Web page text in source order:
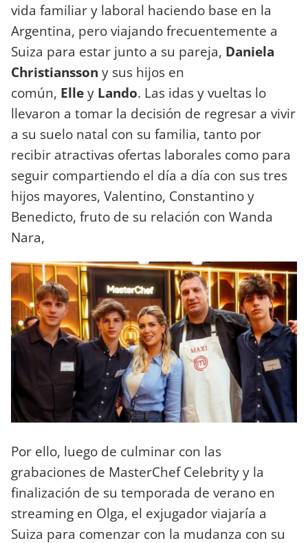
vida familiar y laboral haciendo base en la
Argentina, pero viajando frecuentemente a
Suiza para estar junto a su pareja, Daniela
Christiansson y sus hijos en
común, Elley Lando. Las idas y vueltas lo
llevaron a tomar la decisión de regresar a vivir
a su suelo natal con su familia, tanto por
recibir atractivas ofertas laborales como para
seguir compartiendo el día a día con sus tres
hijos mayores, Valentino, Constantino y
Benedicto, fruto de su relación con Wanda
Nara,
Por ello, luego de culminar con las
grabaciones de MasterChef Celebrity y la
finalización de su temporada de verano en
streaming en Olga, el exjugador viajaría a
Suiza para comenzar con la mudanza con su